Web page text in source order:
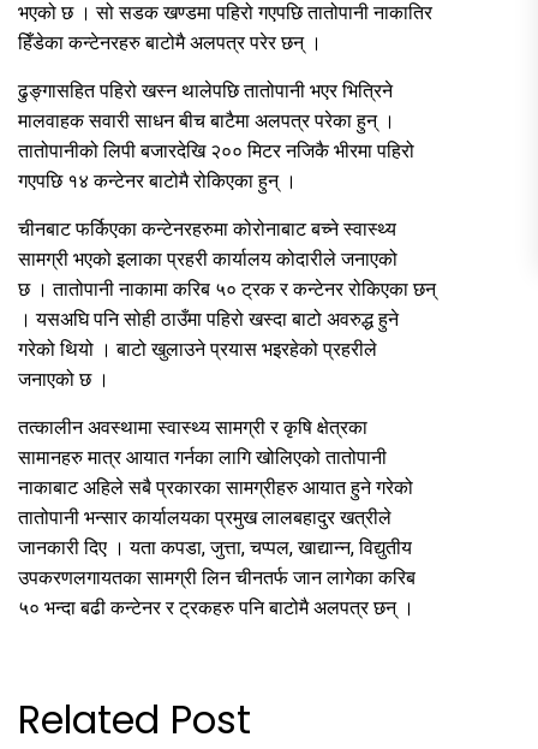
भएको छ । सो सडक खण्डमा पहिरो गएपछि तातोपानी नाकातिर
हिँडेका कन्टेनरहरु बाटोमै अलपत्र परेर छन् ।
ढुङ्गासहित पहिरो खस्न थालेपछि तातोपानी भएर भित्रिने
मालवाहक सवारी साधन बीच बाटैमा अलपत्र परेका हुन् ।
तातोपानीको लिपी बजारदेखि २०० मिटर नजिकै भीरमा पहिरो
गएपछि १४ कन्टेनर बाटोमै रोकिएका हुन् ।
चीनबाट फर्किएका कन्टेनरहरुमा कोरोनाबाट बच्ने स्वास्थ्य
सामग्री भएको इलाका प्रहरी कार्यालय कोदारीले जनाएको
छ । तातोपानी नाकामा करिब ५० ट्रक र कन्टेनर रोकिएका छन्
। यसअघि पनि सोही ठाउँमा पहिरो खस्दा बाटो अवरुद्ध हुने
गरेको थियो । बाटो खुलाउने प्रयास भइरहेको प्रहरीले
जनाएको छ ।
तत्कालीन अवस्थामा स्वास्थ्य सामग्री र कृषि क्षेत्रका
सामानहरु मात्र आयात गर्नका लागि खोलिएको तातोपानी
नाकाबाट अहिले सबै प्रकारका सामग्रीहरु आयात हुने गरेको
तातोपानी भन्सार कार्यालयका प्रमुख लालबहादुर खत्रीले
जानकारी दिए । यता कपडा, जुत्ता, चप्पल, खाद्यान्न, विद्युतीय
उपकरणलगायतका सामग्री लिन चीनतर्फ जान लागेका करिब
५० भन्दा बढी कन्टेनर र ट्रकहरु पनि बाटोमै अलपत्र छन् ।
Related Post